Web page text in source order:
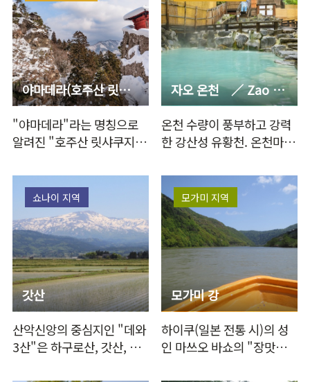
야마데라(호주산 릿샤쿠지 절)
"야마데라"라는 명칭으로
알려진 "호주산 릿샤쿠지
자오 온천 ／ Zao Onsen Mountain & Snow Resort
온천 수량이 풍부하고 강력
한 강산성 유황천. 온천마을
르고 수십 채…
갓산
쇼나이 지역
산악신앙의 중심지인 "데와
3산"은 하구로산, 갓산, 유
모가미 강
모가미 지역
하이쿠(일본 전통 시)의 성
인 마쓰오 바쇼의 "장맛비